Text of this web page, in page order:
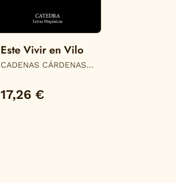
Este Vivir en Vilo
CADENAS CÁRDENAS,
17,26 €